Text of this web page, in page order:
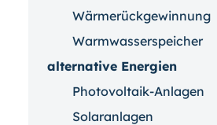
Wärmerückgewinnung
Warmwasserspeicher
alternative Energien
Photovoltaik-Anlagen
Solaranlagen